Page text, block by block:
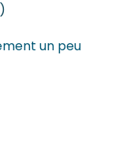
un peu